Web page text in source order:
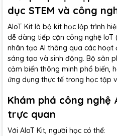
dục STEM và công
AIoT Kit là bộ kit học lập trình
dễ dàng tiếp cận công nghệ
nhân tạo AI thông qua các hoạt
sáng tạo và sinh động. Bộ sản
cảm biến thông minh phổ biến,
ứng dụng thực tế trong học tập
Khám phá công nghệ
trực quan
Với AIoT Kit, người học có thể: